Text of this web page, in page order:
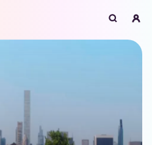
gaat ontdekken,
of hieronder één
browsers